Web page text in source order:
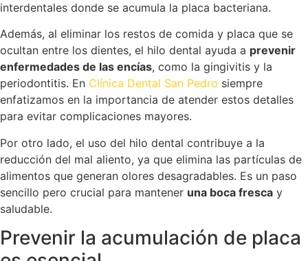
interdentales donde se acumula la placa bacteriana.
Además, al eliminar los restos de comida y placa que se
ocultan entre los dientes, el hilo dental ayuda a prevenir
enfermedades de las encías, como la gingivitis y la
periodontitis. En Clínica Dental San Pedro siempre
enfatizamos en la importancia de atender estos detalles
para evitar complicaciones mayores.
Por otro lado, el uso del hilo dental contribuye a la
reducción del mal aliento, ya que elimina las partículas de
alimentos que generan olores desagradables. Es un paso
sencillo pero crucial para mantener una boca fresca y
saludable.
Prevenir la acumulación de placa